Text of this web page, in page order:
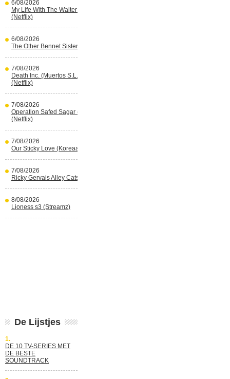
6/08/2026
My Life With The Walter Boys s3
(Netflix)
6/08/2026
The Other Bennet Sister (HBO Max)
7/08/2026
Death Inc. (Muertos S.L.) s4 (Spaans)
(Netflix)
7/08/2026
Operation Safed Sagar (Indisch)
(Netflix)
7/08/2026
Our Sticky Love (Koreaans) (Netflix)
7/08/2026
Ricky Gervais Alley Cats (Netflix)
8/08/2026
Lioness s3 (Streamz)
De Lijstjes
1.
DE 10 TV-SERIES MET
DE BESTE
SOUNDTRACK